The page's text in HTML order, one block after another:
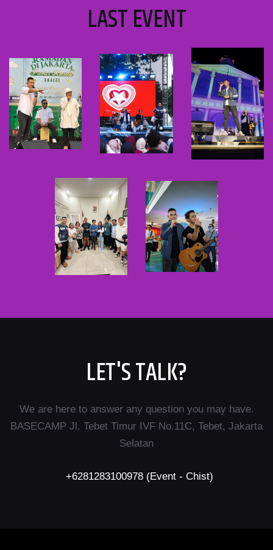
LAST EVENT
LET'S TALK?
We are here to answer any question you may have.
BASECAMP Jl. Tebet Timur IVF No.11C, Tebet, Jakarta
Selatan
+6281283100978 (Event - Chist)